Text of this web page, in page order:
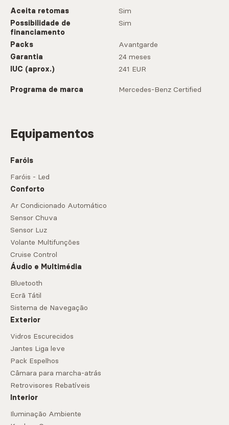
Aceita retomas
Sim
Possibilidade de
financiamento
Sim
Packs
Avantgarde
Garantia
24 meses
IUC (aprox.)
241 EUR
Programa de marca Mercedes-Benz Certified
Equipamentos
Faróis
Faróis - Led
Conforto
Ar Condicionado Automático
Sensor Chuva
Sensor Luz
Volante Multifunções
Cruise Control
Áudio e Multimédia
Bluetooth
Ecrã Tátil
Sistema de Navegação
Exterior
Vidros Escurecidos
Jantes Liga leve
Pack Espelhos
Câmara para marcha-atrás
Retrovisores Rebatíveis
Interior
Iluminação Ambiente